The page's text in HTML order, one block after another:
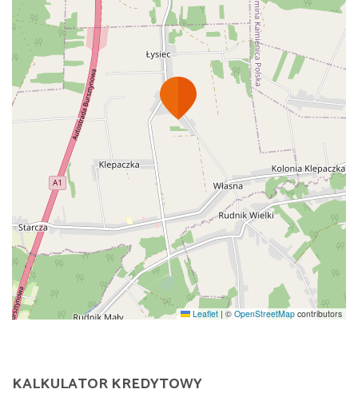
Leaflet | © OpenStreetMap contributors
KALKULATOR KREDYTOWY